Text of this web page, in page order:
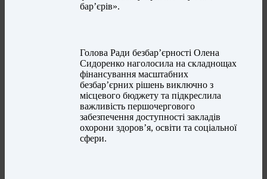
бар’єрів».
Голова Ради безбар’єрності Олена
Сидоренко наголосила на складнощах
фінансування масштабних
безбар’єрних рішень виключно з
місцевого бюджету та підкреслила
важливість першочергового
забезпечення доступності закладів
охорони здоров’я, освіти та соціальної
сфери.